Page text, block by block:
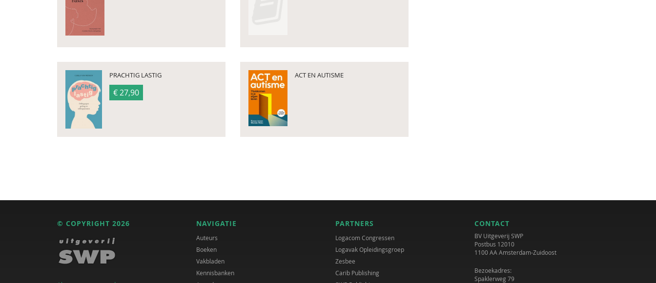
PRACHTIG LASTIG
€ 27,90
ACT EN AUTISME
© COPYRIGHT 2026 NAVIGATIE
Auteurs
Boeken
Vakbladen
Kennisbanken
PARTNERS
Logacom Congressen
Logavak Opleidingsgroep
Zesbee
Carib Publishing
CONTACT
BV Uitgeverij SWP
Postbus 12010
1100 AA Amsterdam-Zuidoost
Bezoekadres:
Spaklerweg 79